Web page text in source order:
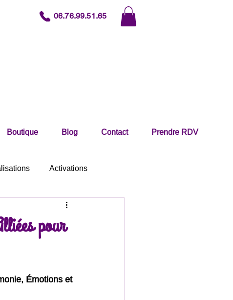
06.76.99.51.65
Boutique Blog Contact Prendre RDV
Activations
& pratiques intérieures
pour
Émotions et